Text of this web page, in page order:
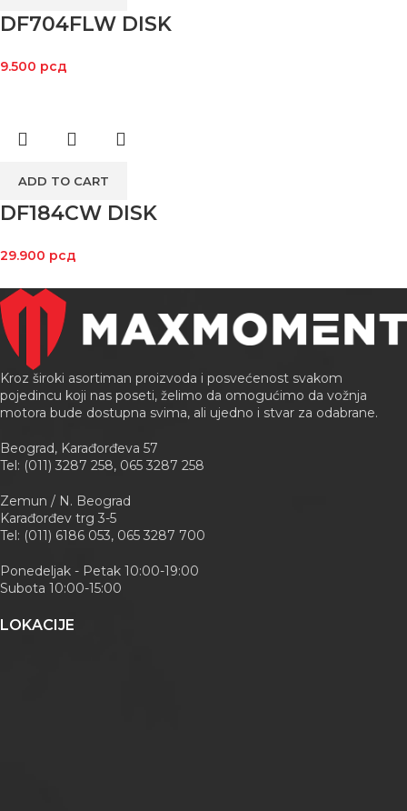
DF704FLW DISK
9.500 рсд
ADD TO CART
DF184CW DISK
29.900 рсд
Kroz široki asortiman proizvoda i posvećenost svakom
pojedincu koji nas poseti, želimo da omogućimo da vožnja
motora bude dostupna svima, ali ujedno i stvar za odabrane.
Beograd, Karađorđeva 57
Tel: (011) 3287 258, 065 3287 258
Zemun / N. Beograd
Karađorđev trg 3-5
Tel: (011) 6186 053, 065 3287 700
Ponedeljak - Petak 10:00-19:00
Subota 10:00-15:00
LOKACIJE